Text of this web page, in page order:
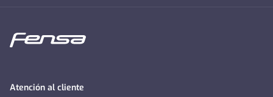
Atención al cliente